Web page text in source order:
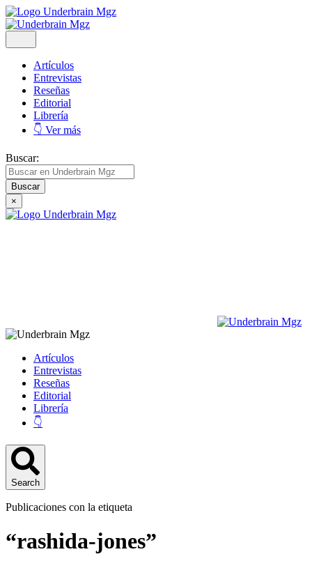
Artículos
Entrevistas
Reseñas
Editorial
Librería
👇 Ver más
Buscar:
×
Artículos
Entrevistas
Reseñas
Editorial
Librería
👇
Search
Publicaciones con la etiqueta
“rashida-jones”